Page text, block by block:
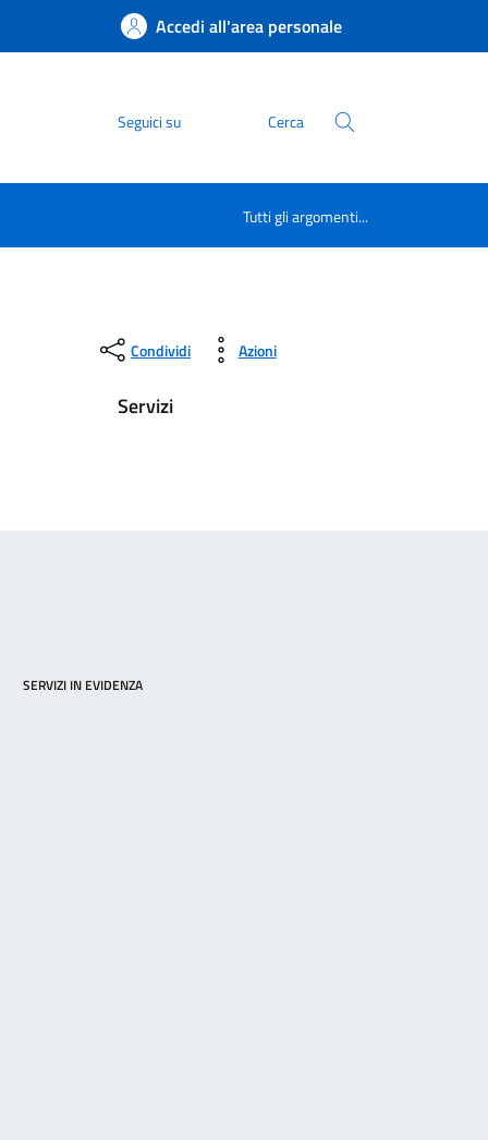
Accedi all'area personale
Seguici su Cerca
Tutti gli argomenti...
Condividi Azioni
Servizi
SERVIZI IN EVIDENZA